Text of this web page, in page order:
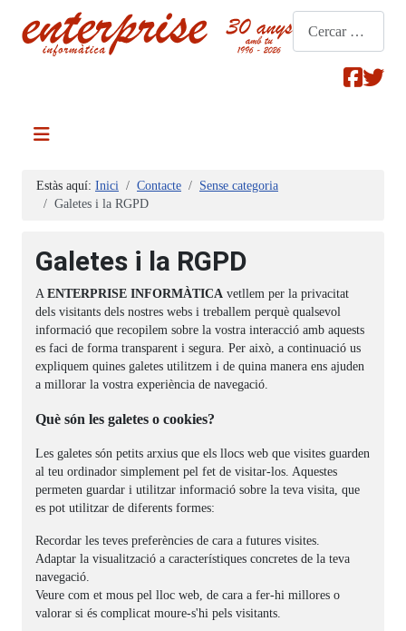
Estàs aquí: Inici Contacte
Sense categoria
Galetes i la RGPD
Galetes i la RGPD
A ENTERPRISE INFORMÀTICA vetllem per la privacitat
dels visitants dels nostres webs i treballem perquè qualsevol
informació que recopilem sobre la vostra interacció amb aquests
es faci de forma transparent i segura. Per això, a continuació us
expliquem quines galetes utilitzem i de quina manera ens ajuden
a millorar la vostra experiència de navegació.
Què són les galetes o cookies?
Les galetes són petits arxius que els llocs web que visites guarden
al teu ordinador simplement pel fet de visitar-los. Aquestes
permeten guardar i utilitzar informació sobre la teva visita, que
es pot utilitzar de diferents formes:
Recordar les teves preferències de cara a futures visites.
Adaptar la visualització a característiques concretes de la teva
navegació.
Veure com et mous pel lloc web, de cara a fer-hi millores o
valorar si és complicat moure-s'hi pels visitants.